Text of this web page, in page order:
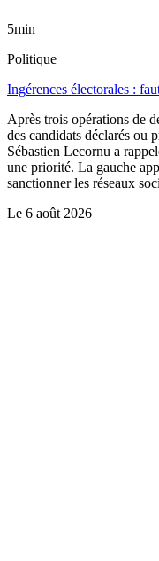
5min
Politique
Ingérences électorales :
Après trois opérations de
des candidats déclarés ou
Sébastien Lecornu a
une priorité. La gauche
sanctionner les réseaux
Le 6 août 2026